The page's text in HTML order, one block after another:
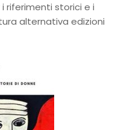
riferimenti storici e i
alternativa edizioni